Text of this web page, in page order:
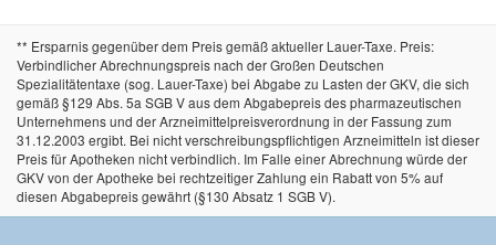
** Ersparnis gegenüber dem Preis gemäß aktueller Lauer-Taxe. Preis:
Verbindlicher Abrechnungspreis nach der Großen Deutschen
Spezialitätentaxe (sog. Lauer-Taxe) bei Abgabe zu Lasten der GKV, die sich
gemäß §129 Abs. 5a SGB V aus dem Abgabepreis des pharmazeutischen
Unternehmens und der Arzneimittelpreisverordnung in der Fassung zum
31.12.2003 ergibt. Bei nicht verschreibungspflichtigen Arzneimitteln ist dieser
Preis für Apotheken nicht verbindlich. Im Falle einer Abrechnung würde der
GKV von der Apotheke bei rechtzeitiger Zahlung ein Rabatt von 5% auf
diesen Abgabepreis gewährt (§130 Absatz 1 SGB V).